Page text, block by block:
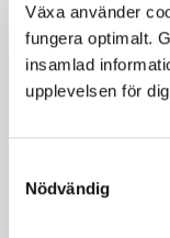
Växa använder
fungera optimalt.
insamlad
upplevelsen för
Nödvändig
Om du funderar på
köttproduktion finns
av